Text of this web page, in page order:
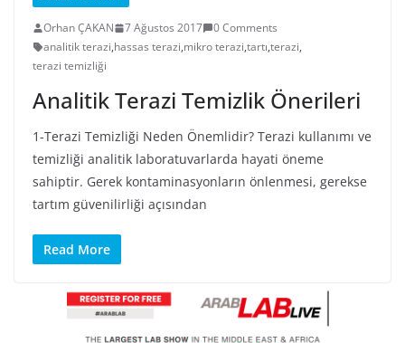
Orhan ÇAKAN 7 Ağustos 2017
0 Comments
analitik terazi,hassas terazi,mikro terazi,tartı,terazi,
terazi temizliği
Analitik Terazi Temizlik Önerileri
1-Terazi Temizliği Neden Önemlidir? Terazi kullanımı ve
temizliği analitik laboratuvarlarda hayati öneme
sahiptir. Gerek kontaminasyonların önlenmesi, gerekse
tartım güvenilirliği açısından
Read More